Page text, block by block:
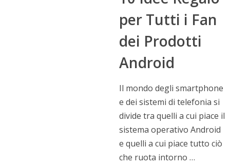
per Tutti i Fan
dei Prodotti
Android
Il mondo degli smartphone
e dei sistemi di telefonia si
divide tra quelli a cui piace il
sistema operativo Android
e quelli a cui piace tutto ciò
che ruota intorno …